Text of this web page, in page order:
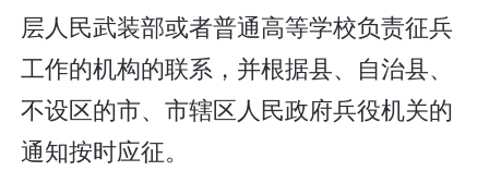
层人民武装部或者普通高等学校负责征兵
工作的机构的联系，并根据县、自治县、
不设区的市、市辖区人民政府兵役机关的
通知按时应征。